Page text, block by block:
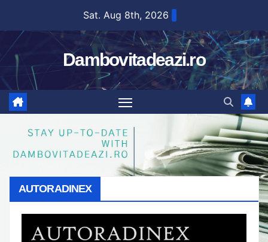
content
Sat. Aug 8th, 2026
Dambovitadeazi.ro
AUTORADINEX